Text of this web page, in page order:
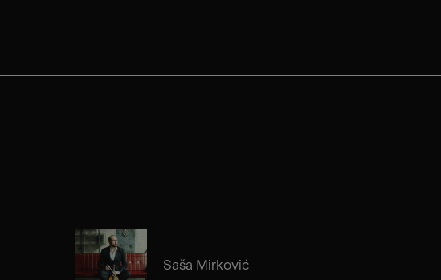
Saša Mirković